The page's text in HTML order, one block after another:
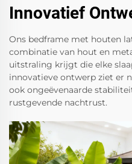
Innovatief
Ons bedframe met houten
combinatie van hout en
uitstraling krijgt die elke
innovatieve ontwerp ziet er
ook ongeëvenaarde
rustgevende nachtrust.